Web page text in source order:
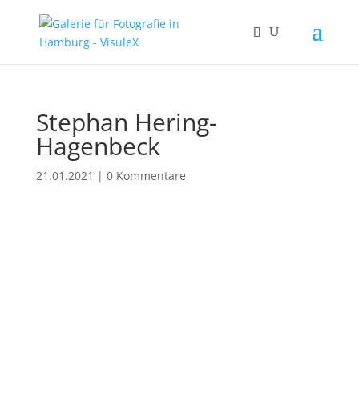
Stephan Hering-
Hagenbeck
21.01.2021 | 0 Kommentare